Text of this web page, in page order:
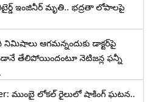
ఇంజినీర్ మృతి.. భద్రతా లోపాలపై
నిమిషాలు ఆగమన్నందుకు డాక్టర్‌పై
తేలిపోయిందంటూ నెటిజన్ల ఫన్నీ
ముంబై లోకల్ రైలులో షాకింగ్ ఘటన..